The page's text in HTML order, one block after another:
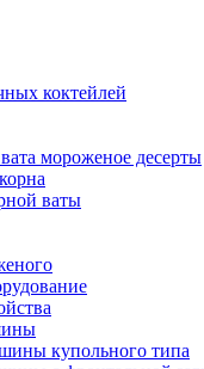
коктейлей
мороженое десерты
ваты
купольного типа